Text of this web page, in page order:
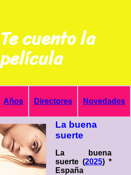
Te cuento la
película
Años Directores Novedades
La buena
suerte
La buena
suerte (2025) *
España